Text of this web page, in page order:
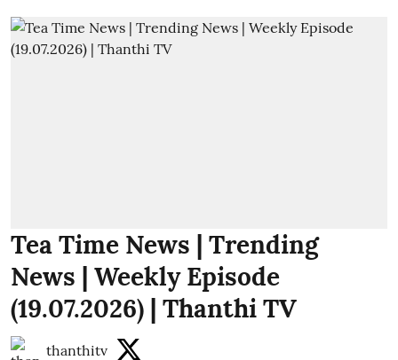
Tea Time News | Trending
News | Weekly Episode
(19.07.2026) | Thanthi TV
thanthitv